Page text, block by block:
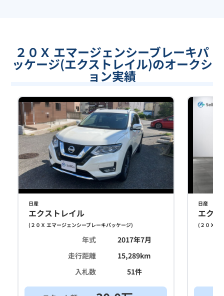
２０Ｘ エマージェンシーブレーキパ
ッケージ(エクストレイル)のオークシ
ョン実績
日産
エクストレイル
( ２０Ｘ エマージェンシーブレーキパッケージ)
年式
2017年7月
走行距離
15,289km
入札数
51件
日産
エク
( ２０Ｘ エ